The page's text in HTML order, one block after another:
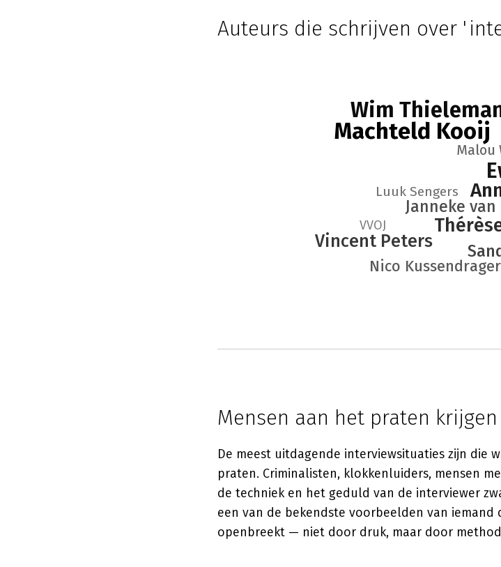
Auteurs die schrijven over
Machteld Kooij
Wim
Vincent Peters
Janneke
Nico Kussendrager
Malou
Luuk Sengers
VVOJ
Mensen aan het praten krijgen
De meest uitdagende interviewsituaties zijn die
praten. Criminalisten, klokkenluiders, mensen
de techniek en het geduld van de interviewer
een van de bekendste voorbeelden van iemand
openbreekt — niet door druk, maar door